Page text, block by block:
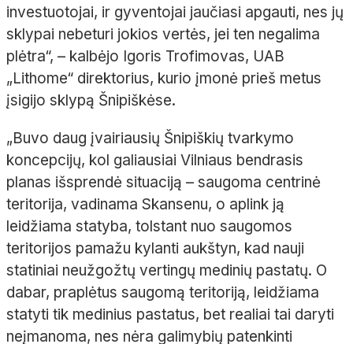
investuotojai, ir gyventojai jaučiasi apgauti, nes jų
sklypai nebeturi jokios vertės, jei ten negalima
plėtra“, – kalbėjo Igoris Trofimovas, UAB
„Lithome“ direktorius, kurio įmonė prieš metus
įsigijo sklypą Šnipiškėse.
„Buvo daug įvairiausių Šnipiškių tvarkymo
koncepcijų, kol galiausiai Vilniaus bendrasis
planas išsprendė situaciją – saugoma centrinė
teritorija, vadinama Skansenu, o aplink ją
leidžiama statyba, tolstant nuo saugomos
teritorijos pamažu kylanti aukštyn, kad nauji
statiniai neužgožtų vertingų medinių pastatų. O
dabar, praplėtus saugomą teritoriją, leidžiama
statyti tik medinius pastatus, bet realiai tai daryti
neįmanoma, nes nėra galimybių patenkinti